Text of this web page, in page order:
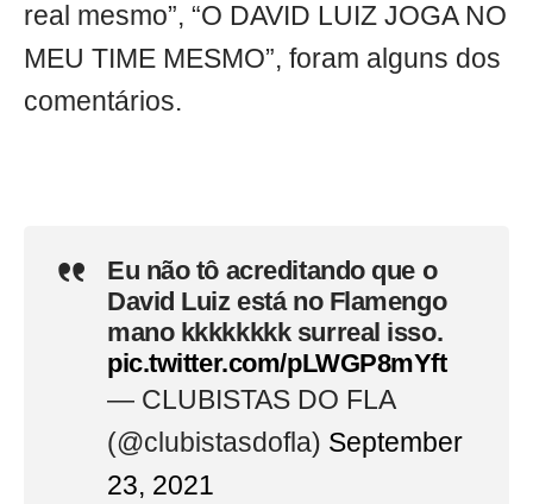
real mesmo”, “O DAVID LUIZ JOGA NO
MEU TIME MESMO”, foram alguns dos
comentários.
Eu não tô acreditando que o
David Luiz está no Flamengo
mano kkkkkkkk surreal isso.
pic.twitter.com/pLWGP8mYft
— CLUBISTAS DO FLA
(@clubistasdofla) September
23, 2021